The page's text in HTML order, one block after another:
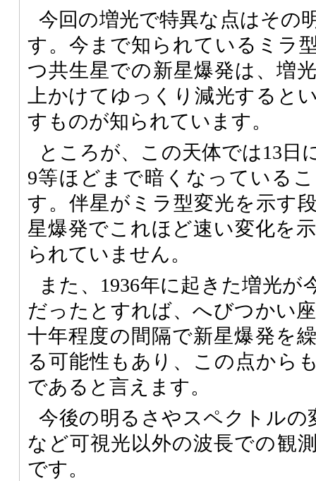
今回の増光で特異な点はその
す。今まで知られているミラ
つ共生星での新星爆発は、増
上かけてゆっくり減光すると
すものが知られています。
ところが、この天体では13日
9等ほどまで暗くなっている
す。伴星がミラ型変光を示す
星爆発でこれほど速い変化を
られていません。
また、1936年に起きた増光が
だったとすれば、へびつかい
十年程度の間隔で新星爆発を
る可能性もあり、この点から
であると言えます。
今後の明るさやスペクトルの
など可視光以外の波長での観
です。